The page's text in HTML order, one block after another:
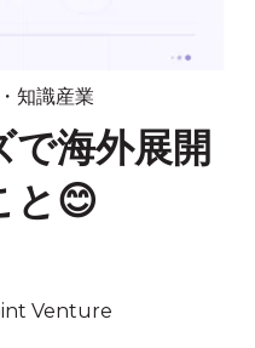
知識産業
で海外展開
と😊
Venture